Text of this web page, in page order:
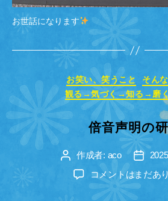
お世話になります
カ
テ
リ
ー
お笑い、笑うこと
そん
観る→気づく→知る→磨
倍音声明の
投
稿
作成者: aco
投
稿
日
倍
音
コメントはまだあ